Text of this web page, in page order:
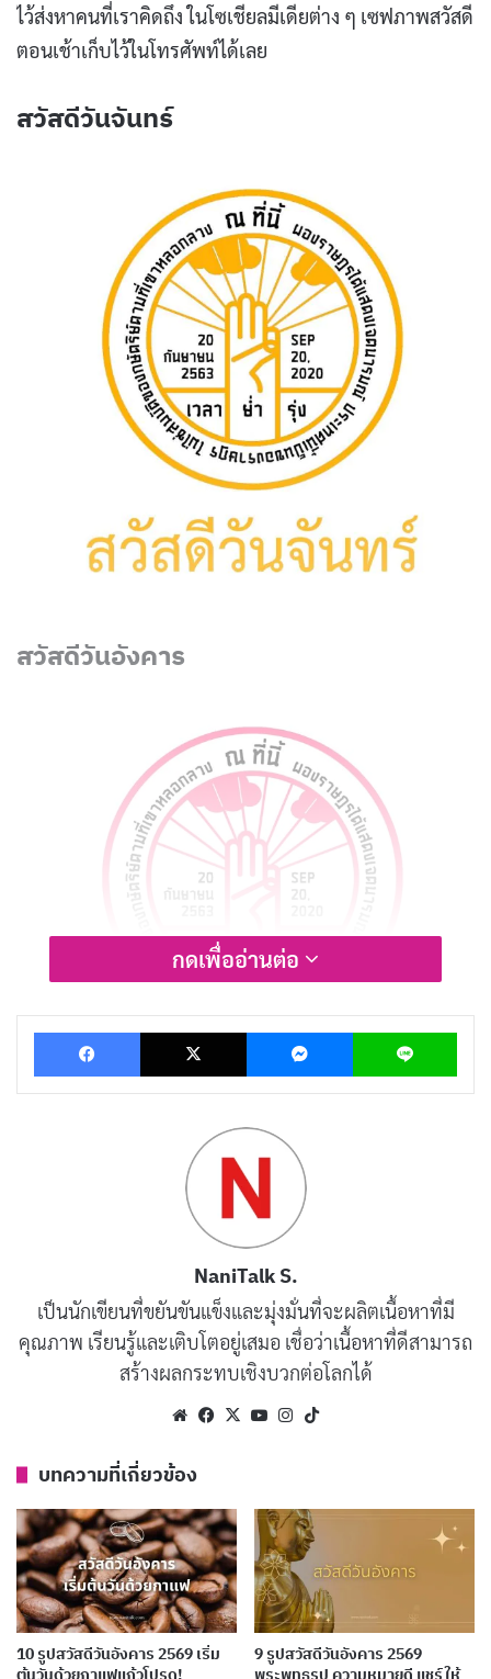
ไว้ส่งหาคนที่เราคิดถึง ในโซเชียลมีเดียต่าง ๆ เซฟภาพสวัสดี
ตอนเช้าเก็บไว้ในโทรศัพท์ได้เลย
สวัสดีวันจันทร์
สวัสดีวันอังคาร
กดเพื่ออ่านต่อ
Facebook X Messenger Line
NaniTalk S.
เป็นนักเขียนที่ขยันขันแข็งและมุ่งมั่นที่จะผลิตเนื้อหาที่มี
คุณภาพ เรียนรู้และเติบโตอยู่เสมอ เชื่อว่าเนื้อหาที่ดีสามารถ
สร้างผลกระทบเชิงบวกต่อโลกได้
WebsiteFacebook
X YouTubeInstagram
บทความที่เกี่ยวข้อง
10 รูปสวัสดีวันอังคาร 2569 เริ่ม
ต้นวันด้วยกาแฟแก้วโปรด!
9 รูปสวัสดีวันอังคาร 2569
พระพุทธรูป ความหมายดี แชร์ให้